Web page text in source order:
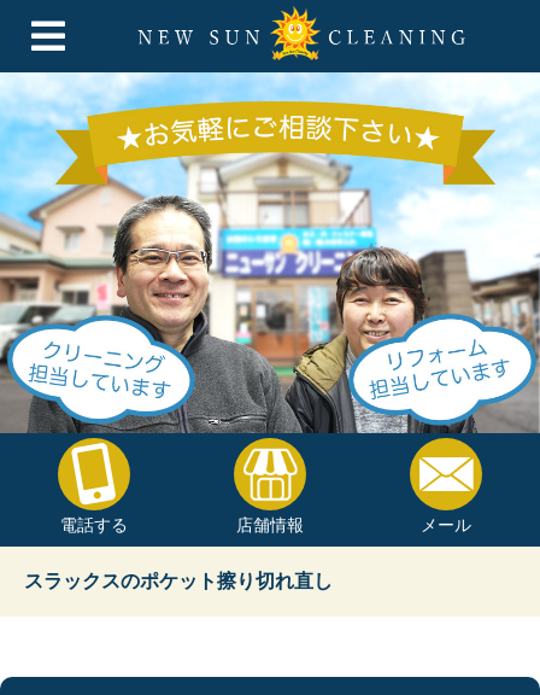
電話する 店舗情報 メール
スラックスのポケット擦り切れ直し